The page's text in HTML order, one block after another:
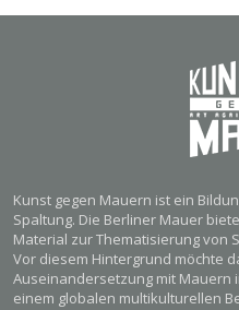
Kunst gegen Mauern ist ein
Spaltung. Die Berliner Mauer
Material zur Thematisierung von
Vor diesem Hintergrund möchte
Auseinandersetzung mit Mauern
einem globalen multikulturellen